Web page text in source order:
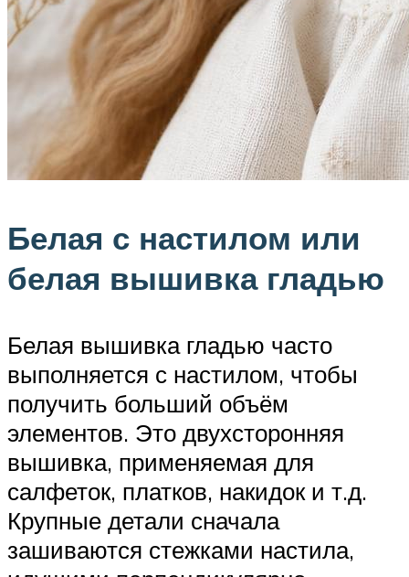
Белая с настилом или
белая вышивка гладью
Белая вышивка гладью часто
выполняется с настилом, чтобы
получить больший объём
элементов. Это двухсторонняя
вышивка, применяемая для
салфеток, платков, накидок и т.д.
Крупные детали сначала
зашиваются стежками настила,